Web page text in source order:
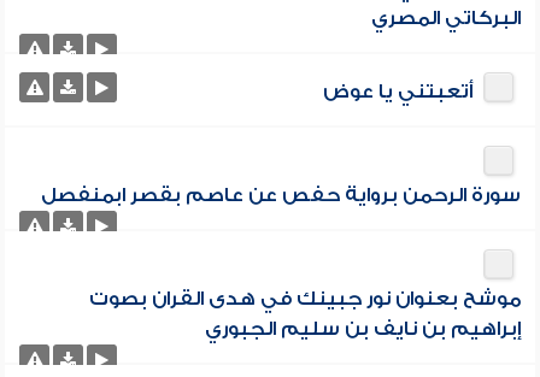
البركاتي المصري
أتعبتني يا عوض
سورة الرحمن برواية حفص عن عاصم بقصر ابمنفصل
موشح بعنوان نور جبينك في هدى القران بصوت
إبراهيم بن نايف بن سليم الجبوري